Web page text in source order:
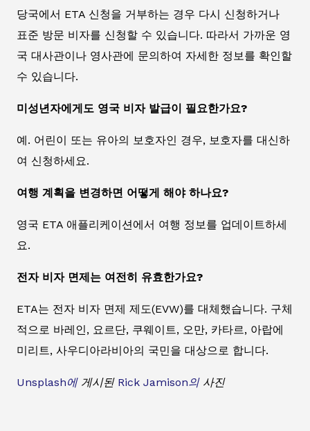
당국에서 ETA 신청을 거부하는 경우 다시 신청하거나
표준 방문 비자를 신청할 수 있습니다. 따라서 가까운 영
국 대사관이나 영사관에 문의하여 자세한 정보를 확인할
수 있습니다.
미성년자에게도 영국 비자 발급이 필요한가요?
예. 어린이 또는 유아의 보호자인 경우, 보호자를 대신하
여 신청하세요.
여행 계획을 변경하면 어떻게 해야 하나요?
영국 ETA 애플리케이션에서 여행 정보를 업데이트하세
요.
전자 비자 면제는 여전히 유효한가요?
ETA는 전자 비자 면제 제도(EVW)를 대체했습니다. 구체
적으로 바레인, 요르단, 쿠웨이트, 오만, 카타르, 아랍에
미리트, 사우디아라비아의 국민을 대상으로 합니다.
Unsplash에게시된 Rick Jamison의사진